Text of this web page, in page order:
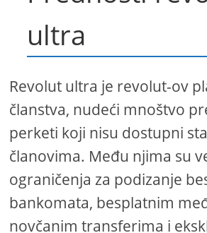
ultra
Revolut ultra je revolut-ov
članstva, nudeći mnoštvo
perketi koji nisu dostupni
članovima. Među njima su
ograničenja za podizanje
bankomata, besplatnim
novčanim transferima i